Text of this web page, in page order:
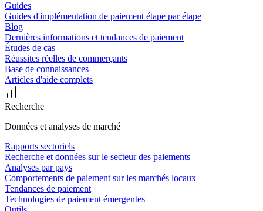
Guides
Guides d'implémentation de paiement étape par étape
Blog
Dernières informations et tendances de paiement
Études de cas
Réussites réelles de commerçants
Base de connaissances
Articles d'aide complets
Recherche
Données et analyses de marché
Rapports sectoriels
Recherche et données sur le secteur des paiements
Analyses par pays
Comportements de paiement sur les marchés locaux
Tendances de paiement
Technologies de paiement émergentes